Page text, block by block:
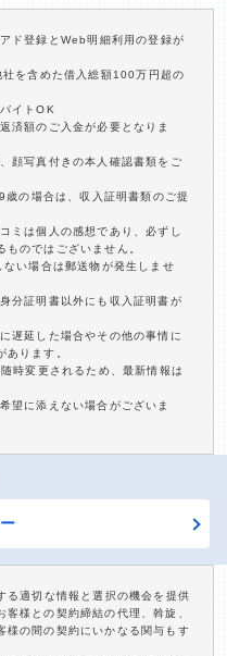
ド登録とWeb明細利用の登録が
を含めた借入総額100万円超の
イトOK
済額のご入金が必要となりま
顔写真付きの本人確認書類をご
の場合は、収入証明書類のご提
ミは個人の感想であり、必ずし
のではございません。
い場合は郵送物が発生しませ
分証明書以外にも収入証明書が
遅延した場合やその他の事情に
あります。
時変更されるため、最新情報は
望に添えない場合がございま
る適切な情報と選択の機会を提供
様との契約締結の代理、斡旋、
様の間の契約にいかなる関与もす